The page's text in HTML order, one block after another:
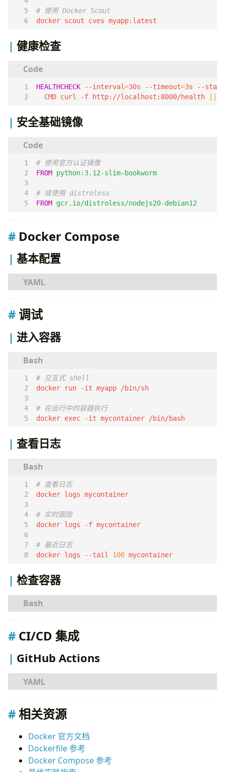
# 使用 Docker Scout
docker scout cves myapp:latest
健康检查
HEALTHCHECK --interval=30s --timeout=3s --
  CMD curl -f http://localhost:8000/health
安全基础镜像
# 使用官方认证镜像
FROM python:3.12-slim-bookworm
# 或使用 distroless
FROM gcr.io/distroless/nodejs20-debian12
Docker Compose
基本配置
services
web:
environment
- NODE_ENV=production
- ./data:/app/data
depends_on:
-
restart
image:
environment
POSTGRES_DB
POSTGRES_USER
POSTGRES_PASSWORD
volumes
- db_data:/var/lib/postgresql/data
restart
unless-stopped
image
volumes:
调试
进入容器
# 交互式 shell
# 在运行中的容器执行
docker exec -it mycontainer /bin/bash
查看日志
# 查看日志
# 实时跟踪
# 最近日志
docker logs --tail 100 mycontainer
检查容器
# 检查容器详细信息
# 查看资源使用
docker stats
CI/CD 集成
GitHub Actions
name: Docker
push:
branches:
tags: ['v*']
相关资源
Docker 官方文档
Dockerfile 参考
Docker Compose 参考